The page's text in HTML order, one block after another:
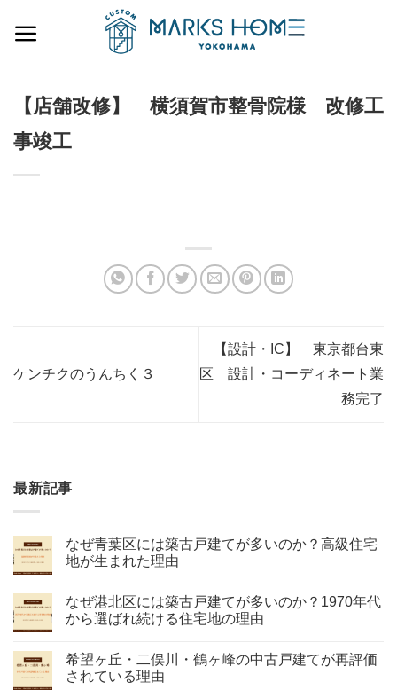
【店舗改修】 横須賀市整骨院様 改修工
事竣工
ケンチクのうんちく３
【設計・IC】 東京都台東
区 設計・コーディネート業
務完了
最新記事
なぜ青葉区には築古戸建てが多いのか？高級住宅
地が生まれた理由
なぜ港北区には築古戸建てが多いのか？1970年代
から選ばれ続ける住宅地の理由
希望ヶ丘・二俣川・鶴ヶ峰の中古戸建てが再評価
されている理由